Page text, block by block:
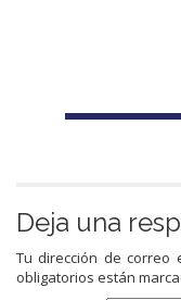
Deja una
Tu dirección de correo
obligatorios están